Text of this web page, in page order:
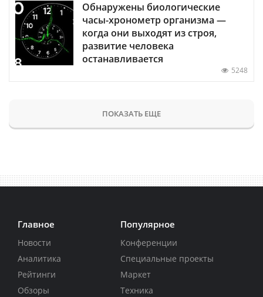
Обнаружены биологические
часы-хронометр организма —
когда они выходят из строя,
развитие человека
останавливается
5248
ПОКАЗАТЬ ЕЩЕ
Главное
Новости
Аналитика
Рейтинги
Обзоры
Популярное
Конференции
Специальные проекты
Маркет
Техника